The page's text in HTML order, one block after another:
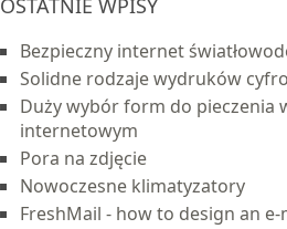
OSTATNIE WPISY
Bezpieczny internet
Solidne rodzaje wydruków
Duży wybór form do pieczenia
internetowym
Pora na zdjęcie
Nowoczesne klimatyzatory
FreshMail - how to design an e-